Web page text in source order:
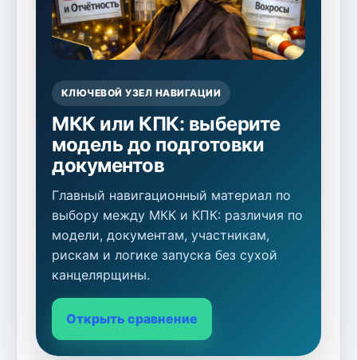
КЛЮЧЕВОЙ УЗЕЛ НАВИГАЦИИ
МКК или КПК: выберите
модель до подготовки
документов
Главный навигационный материал по
выбору между МКК и КПК: различия по
модели, документам, участникам,
рискам и логике запуска без сухой
канцелярщины.
Открыть сравнение